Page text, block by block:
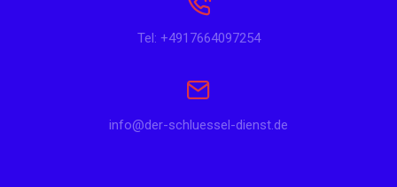
Tel: +4917664097254
info@der-schluessel-dienst.de